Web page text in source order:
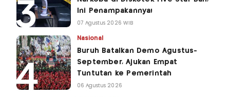
Ini Penampakannya!
07 Agustus 2026 WIB
Nasional
Buruh Batalkan Demo Agustus-
September, Ajukan Empat
Tuntutan ke Pemerintah
06 Agustus 2026